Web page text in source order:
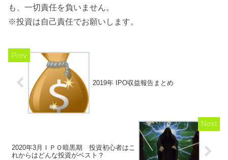
も、一切責任を負いません。
※投資は自己責任でお願いします。
2019年 IPO収益報告まとめ
2020年3月ＩＰＯ暗黒期 投資初心者はこ
れからはどんな投資がベスト？